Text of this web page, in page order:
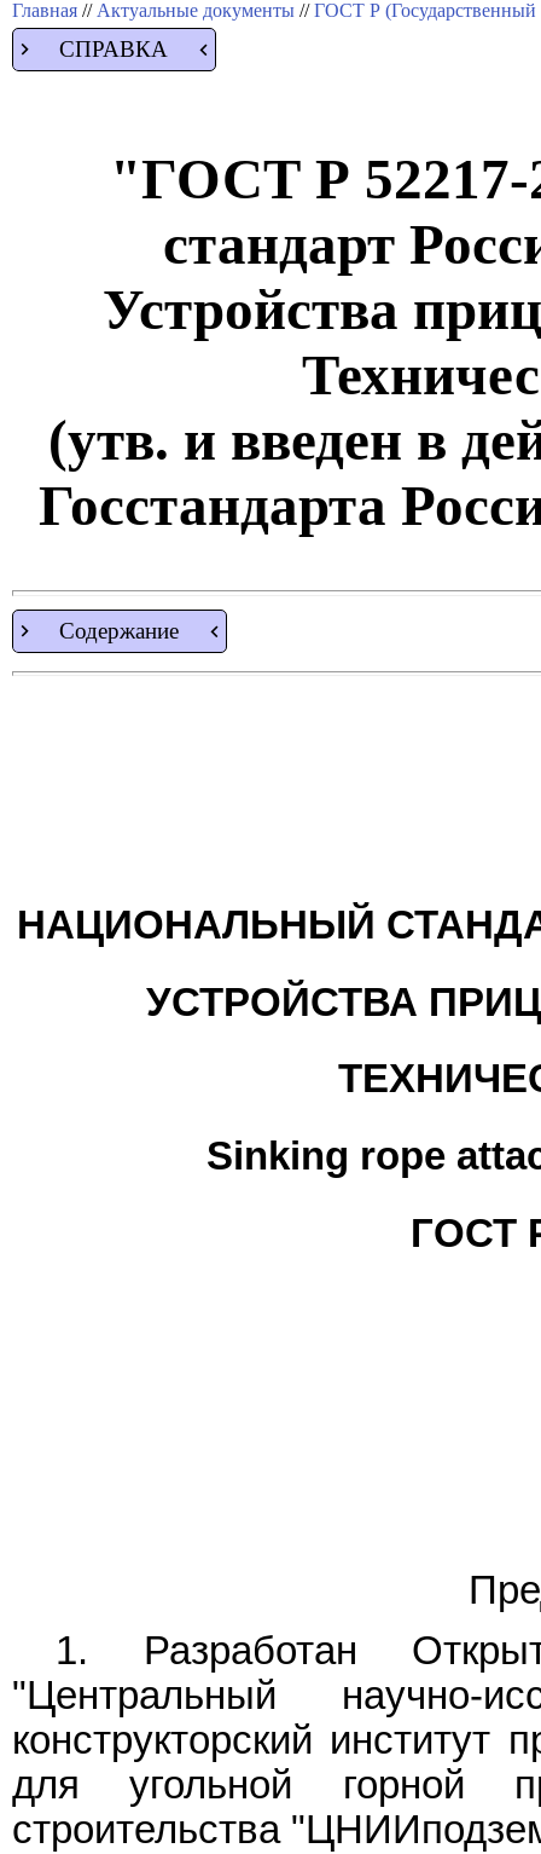
Главная // Актуальные документы //ГОСТ Р (Государственный
СПРАВКА
"ГОСТ Р 52217-
стандарт
Устройства
(утв. и введен в
Госстандарта
Содержание
НАЦИОНАЛЬНЫЙ
УСТРОЙСТВА
Sinking rope
ГОСТ
1. Разработан
"Центральный научно-
конструкторский
для угольной горной
строительства